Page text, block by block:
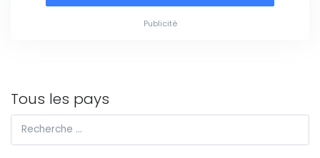
Publicité
Tous les pays